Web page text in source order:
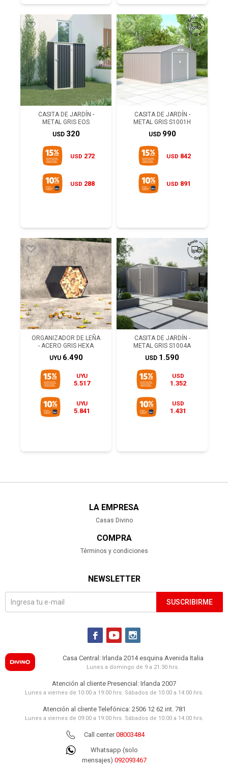
CASITA DE JARDÍN -
METAL GRIS EOS
USD 320
USD 272
USD 288
CASITA DE JARDÍN -
METAL GRIS S1001H
USD 990
USD 842
USD 891
ORGANIZADOR DE LEÑA
- ACERO GRIS HEXA
UYU 6.490
UYU
5.517
UYU
5.841
CASITA DE JARDÍN -
METAL GRIS S1004A
USD 1.590
USD
1.352
USD
1.431
LA EMPRESA
Casas Divino
COMPRA
Términos y condiciones
NEWSLETTER
SUSCRIBIRME
  
Casa Central: Irlanda 2014 esquina Avenida Italia
Lunes a domingo de 9 a 21:30 hrs.
Atención al cliente Presencial: Irlanda 2007
Lunes a viernes de 10:00 a 19:00 hrs. Sábados de 10:00 a 14:00 hrs.
Atención al cliente Telefónica: 2506 12 62 int. 781
Lunes a viernes de 09:00 a 19:00 hrs. Sábados de 10:00 a 14:00 hrs.
Call center08003484
Whatsapp (solo
mensajes) 092093467